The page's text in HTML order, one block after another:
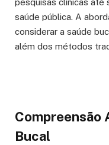
pesquisas clínicas até
saúde pública. A
considerar a saúde
além dos métodos
Compreensão
Bucal